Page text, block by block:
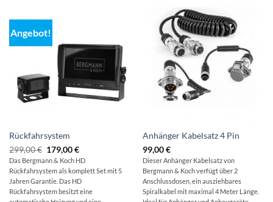
Angebot!
Rückfahrsystem
299,00€ Ursprünglicher
Preis
war:
299,00 €
179,00€Aktueller
Preis
ist:
179,00 €.
Das Bergmann & Koch HD
Rückfahrsystem als komplett Set mit 5
Jahren Garantie. Das HD
Rückfahrsystem besitzt eine
Anhänger Kabelsatz 4 Pin
99,00€
Dieser Anhänger Kabelsatz von
Bergmann & Koch verfügt über 2
Anschlussdosen, ein ausziehbares
Spiralkabel mit maximal 4 Meter Länge.